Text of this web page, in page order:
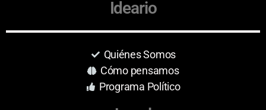
Ideario
Quiénes Somos
Cómo pensamos
Programa Político